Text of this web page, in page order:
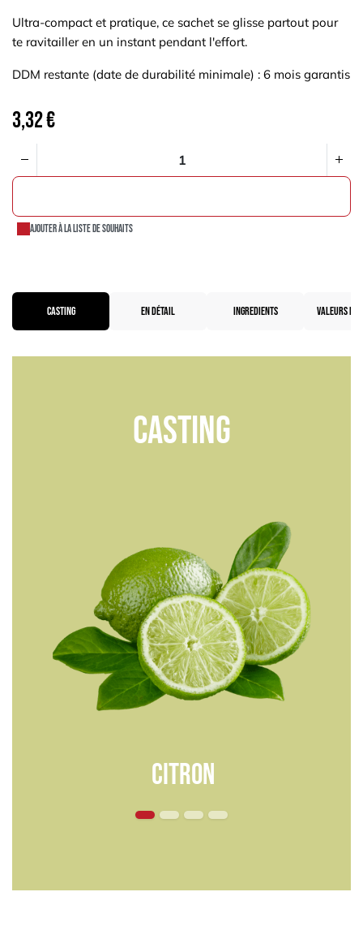
Ultra-compact et pratique, ce sachet se glisse partout pour
te ravitailler en un instant pendant l'effort.
DDM restante (date de durabilité minimale) : 6 mois garantis
3,32€
Ajouter à la liste de souhaits
CASTING EN DÉTAIL INGREDIENTS VALEURS
Casting
CITRON